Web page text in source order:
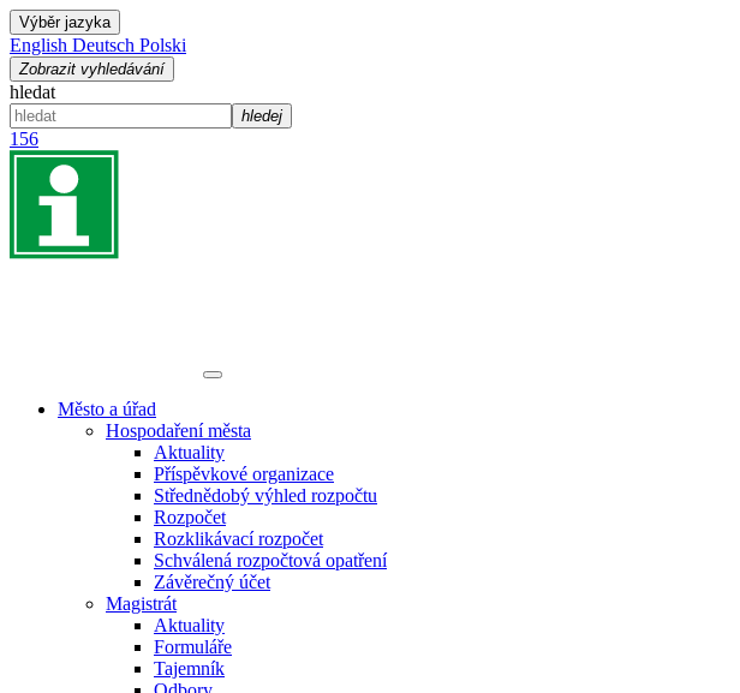
Výběr jazyka
English Deutsch Polski
Zobrazit vyhledávání
hledat
hledej
156
Město a úřad
Hospodaření města
Aktuality
Příspěvkové organizace
Střednědobý výhled rozpočtu
Rozpočet
Rozklikávací rozpočet
Schválená rozpočtová opatření
Závěrečný účet
Magistrát
Aktuality
Formuláře
Tajemník